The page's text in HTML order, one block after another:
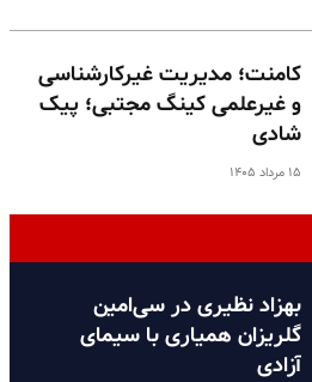
کامنت؛ مدیریت غیرکارشناسی
و غیرعلمی کینگ مجتبی؛ پیک
شادی
۱۵ مرداد ۱۴۰۵
بهزاد نظیری در سی‌امین
گلریزان همیاری با سیمای
آزادی